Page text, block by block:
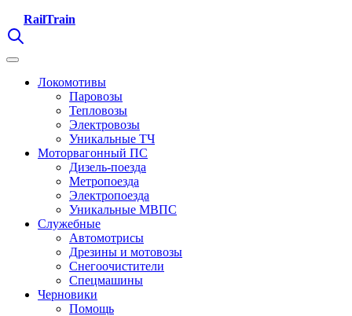
RailTrain
Локомотивы
Паровозы
Тепловозы
Электровозы
Уникальные ТЧ
Моторвагонный ПС
Дизель-поезда
Метропоезда
Электропоезда
Уникальные МВПС
Служебные
Автомотрисы
Дрезины и мотовозы
Снегоочистители
Спецмашины
Черновики
Помощь